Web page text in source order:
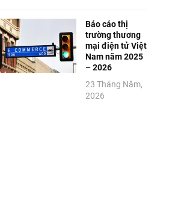
Báo cáo thị
trường thương
mại điện tử Việt
Nam năm 2025
– 2026
23 Tháng Năm,
2026